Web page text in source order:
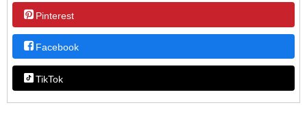
Pinterest
Facebook
TikTok